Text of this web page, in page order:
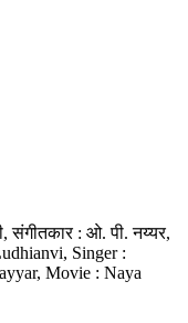
संगीतकार : ओ. पी. नय्यर,
Singer :
Movie : Naya